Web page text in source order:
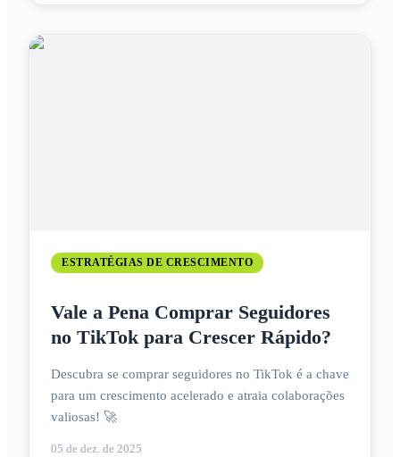
ESTRATÉGIAS DE CRESCIMENTO
Vale a Pena Comprar Seguidores
no TikTok para Crescer Rápido?
Descubra se comprar seguidores no TikTok é a chave
para um crescimento acelerado e atraia colaborações
valiosas! 🚀
05 de dez. de 2025